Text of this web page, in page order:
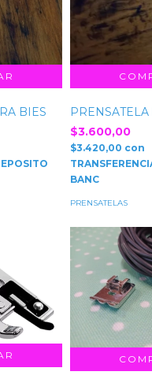
BIES
$3.600,00
$3.420,00 con
BANC
PRENSATELAS